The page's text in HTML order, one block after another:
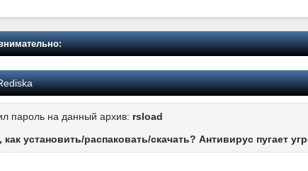
пароль на данный архив: rsload
как установить/распаковать/скачать? Антивирус пугает